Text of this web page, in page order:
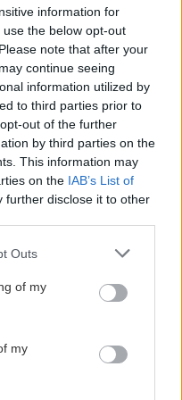
information for
the below opt-out
note that after your
continue seeing
information utilized by
to third parties prior to
out of the further
by third parties on the
This information may
on the IAB’s List of
further disclose it to other
Outs
of my
my
κριθούν στις
22:25
τριών Ιταλών
22:25
της
22:19
διέλυσε 3-0
για